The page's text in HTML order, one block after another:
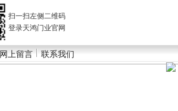
扫一扫左侧二维码
登录天鸿门业官网
网上留言 联系我们